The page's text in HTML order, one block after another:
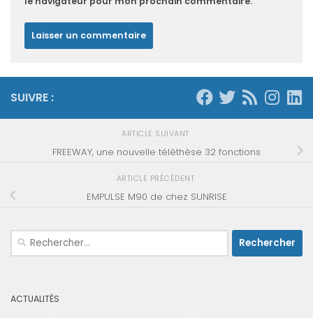
SUIVRE :
ARTICLE SUIVANT
FREEWAY, une nouvelle téléthèse 32 fonctions
ARTICLE PRÉCÉDENT
EMPULSE M90 de chez SUNRISE
Rechercher :
ACTUALITÉS